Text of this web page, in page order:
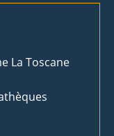
La Toscane